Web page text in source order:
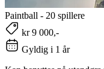
Paintball - 20 spillere
kr 9 000,-
Gyldig i 1 år